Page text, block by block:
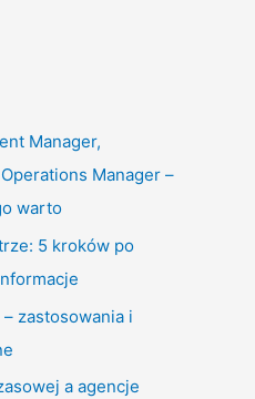
Manager,
Manager –
warto
5 kroków po
zastosowania i
a agencje